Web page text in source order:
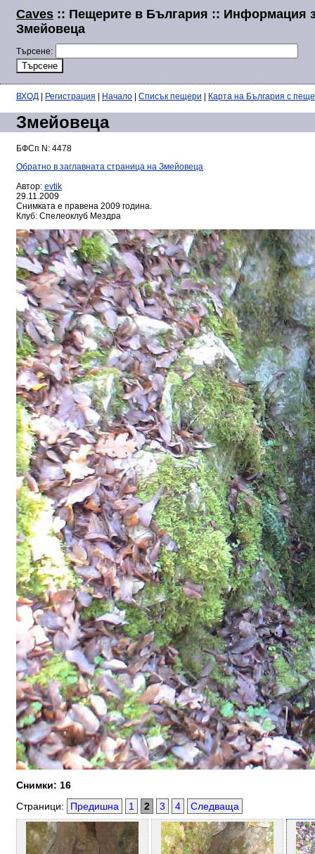
Caves :: Пещерите в България :: Информация
Змейовеца
Търсене:
ВХОД Регистрация Начало Списък пещери Карта на България с
Змейовеца
БФСп N: 4478
Обратно в заглавната страница на Змейовеца
Автор: evtik
29.11.2009
Снимката е правена 2009 година.
Клуб: Спелеоклуб Мездра
Снимки: 16
Страници:
Предишна 1 2 3 4 Следваща